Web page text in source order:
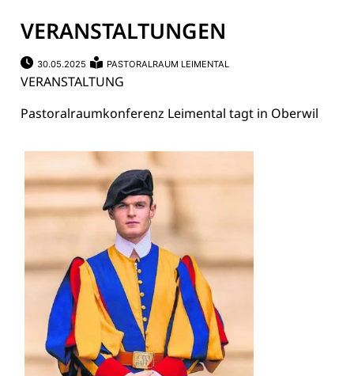
VERANSTALTUNGEN
30.05.2025 PASTORALRAUM LEIMENTAL
VERANSTALTUNG
Pastoralraumkonferenz Leimental tagt in Oberwil